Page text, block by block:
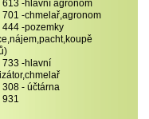
613 -hlavní agronom
701 -chmelař,agronom
444 -pozemky
733 -hlavní
308 - účtárna
931